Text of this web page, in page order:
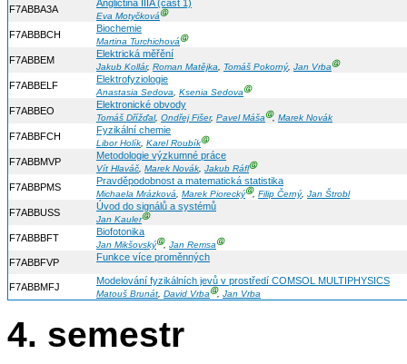
F7ABBA3A
Angličtina IIIA (část 1)
Eva MotyčkováⒼ
F7ABBBCH
Biochemie
Martina TurchichováⒼ
F7ABBEM
Elektrická měřění
Jakub Kollár, Roman Matějka, Tomáš Pokorný, Jan VrbaⒼ
F7ABBELF
Elektrofyziologie
Anastasia Sedova, Ksenia SedovaⒼ
F7ABBEO
Elektronické obvody
Tomáš Dřížďal, Ondřej Fišer, Pavel MášaⒼ, Marek Novák
F7ABBFCH
Fyzikální chemie
Libor Holík, Karel RoubíkⒼ
F7ABBMVP
Metodologie výzkumné práce
Vít Hlaváč, Marek Novák, Jakub RáflⒼ
F7ABBPMS
Pravděpodobnost a matematická statistika
Michaela Mrázková, Marek PioreckýⒼ, Filip Černý, Jan Štrobl
F7ABBUSS
Úvod do signálů a systémů
Jan KaulerⒼ
F7ABBBFT
Biofotonika
Jan MikšovskýⒼ, Jan RemsaⒼ
F7ABBFVP Funkce více proměnných
F7ABBMFJ
Modelování fyzikálních jevů v prostředí COMSOL MULTIPHYSICS
Matouš Brunát, David VrbaⒼ, Jan Vrba
4. semestr